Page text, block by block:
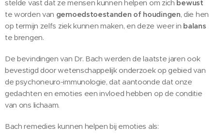
stelde vast dat ze mensen kunnen helpen om zich bewust
te worden van gemoedstoestanden of houdingen, die hen
op termijn zelfs ziek kunnen maken, en deze weer in balans
te brengen.
De bevindingen van Dr. Bach werden de laatste jaren ook
bevestigd door wetenschappelijk onderzoek op gebied van
de psychoneuro-immunologie, dat aantoonde dat onze
gedachten en emoties een invloed hebben op de conditie
van ons lichaam.
Bach remedies kunnen helpen bij emoties als: